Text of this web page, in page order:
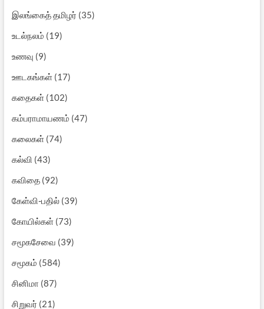
இலங்கைத் தமிழர் (35)
உடல்நலம் (19)
உணவு (9)
ஊடகங்கள்(17)
கதைகள்(102)
கம்பராமாயணம் (47)
கலைகள்(74)
கல்வி (43)
கவிதை(92)
கேள்வி-பதில்(39)
கோயில்கள்(73)
சமூகசேவை (39)
சமூகம் (584)
சினிமா (87)
சிறுவர் (21)